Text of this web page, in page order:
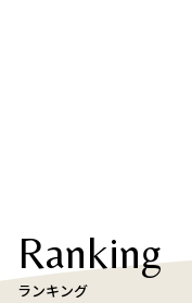
Ranking
ランキング